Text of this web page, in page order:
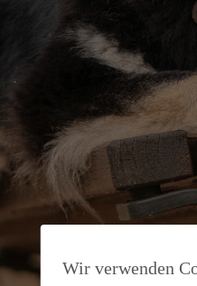
Wir verwenden